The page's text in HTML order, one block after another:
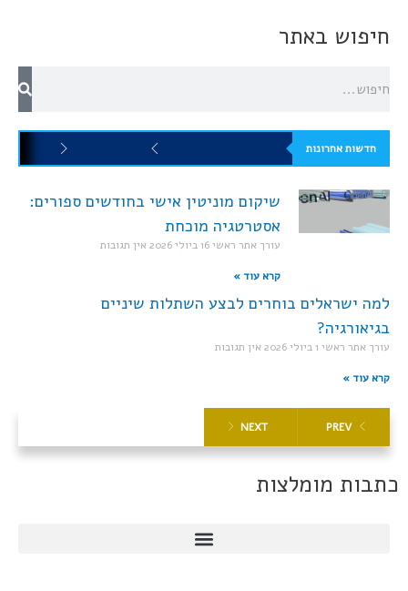
חיפוש באתר
חדשות אחרונות
שיקום מוניטין אישי בחודשים ספורים:
אסטרטגיה מוכחת
עורך אתר ראשי16 ביולי 2026 אין תגובות
קרא עוד »
למה ישראלים בוחרים לבצע השתלות שיניים
בגיאורגיה?
עורך אתר ראשי 1 ביולי 2026 אין תגובות
קרא עוד »
PREV
NEXT
כתבות מומלצות